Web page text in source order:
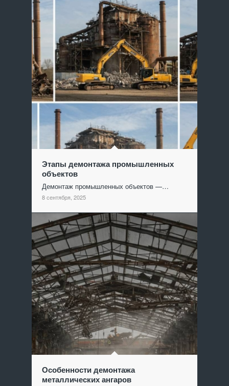
Этапы демонтажа промышленных
объектов
Демонтаж промышленных объектов —…
8 сентября, 2025
Особенности демонтажа
металлических ангаров